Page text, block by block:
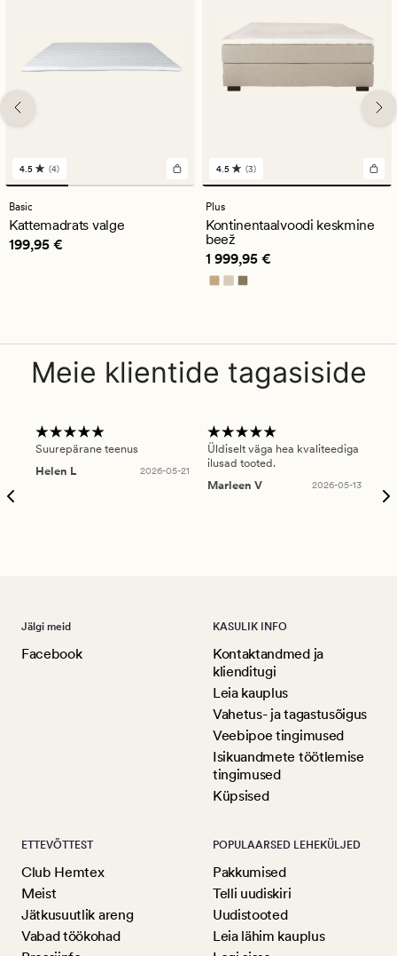
4
arvustust
keskmise
hinnanguga
4.5
4.5 (4)
Basic
Kattemadrats valge
Pris_ee 199,95 €
199,95 €
3
arvustust
keskmise
hinnanguga
4.5
4.5 (3)
Plus
Kontinentaalvoodi keskmine
beež
Pris_ee 1 999,95 €
1 999,95 €
Meie klientide tagasiside
Suurepärane teenus
Helen L
2026-05-21
Üldiselt väga hea kvaliteediga
ilusad tooted.
Marleen V
2026-05-13
Jälgi meid
Facebook
KASULIK INFO
Kontaktandmed ja
klienditugi
Leia kauplus
Vahetus- ja tagastusõigus
Veebipoe tingimused
Isikuandmete töötlemise
tingimused
Küpsised
ETTEVÕTTEST
Club Hemtex
Meist
Jätkusuutlik areng
Vabad töökohad
POPULAARSED LEHEKÜLJED
Pakkumised
Telli uudiskiri
Uudistooted
Leia lähim kauplus